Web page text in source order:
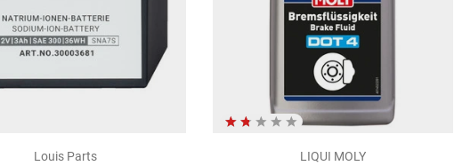
Louis Parts
LIQUI MOLY